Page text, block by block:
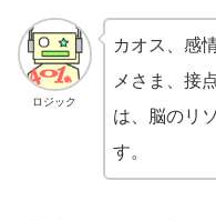
ロジック
カオス、感
メさま、接
は、脳のリ
す。